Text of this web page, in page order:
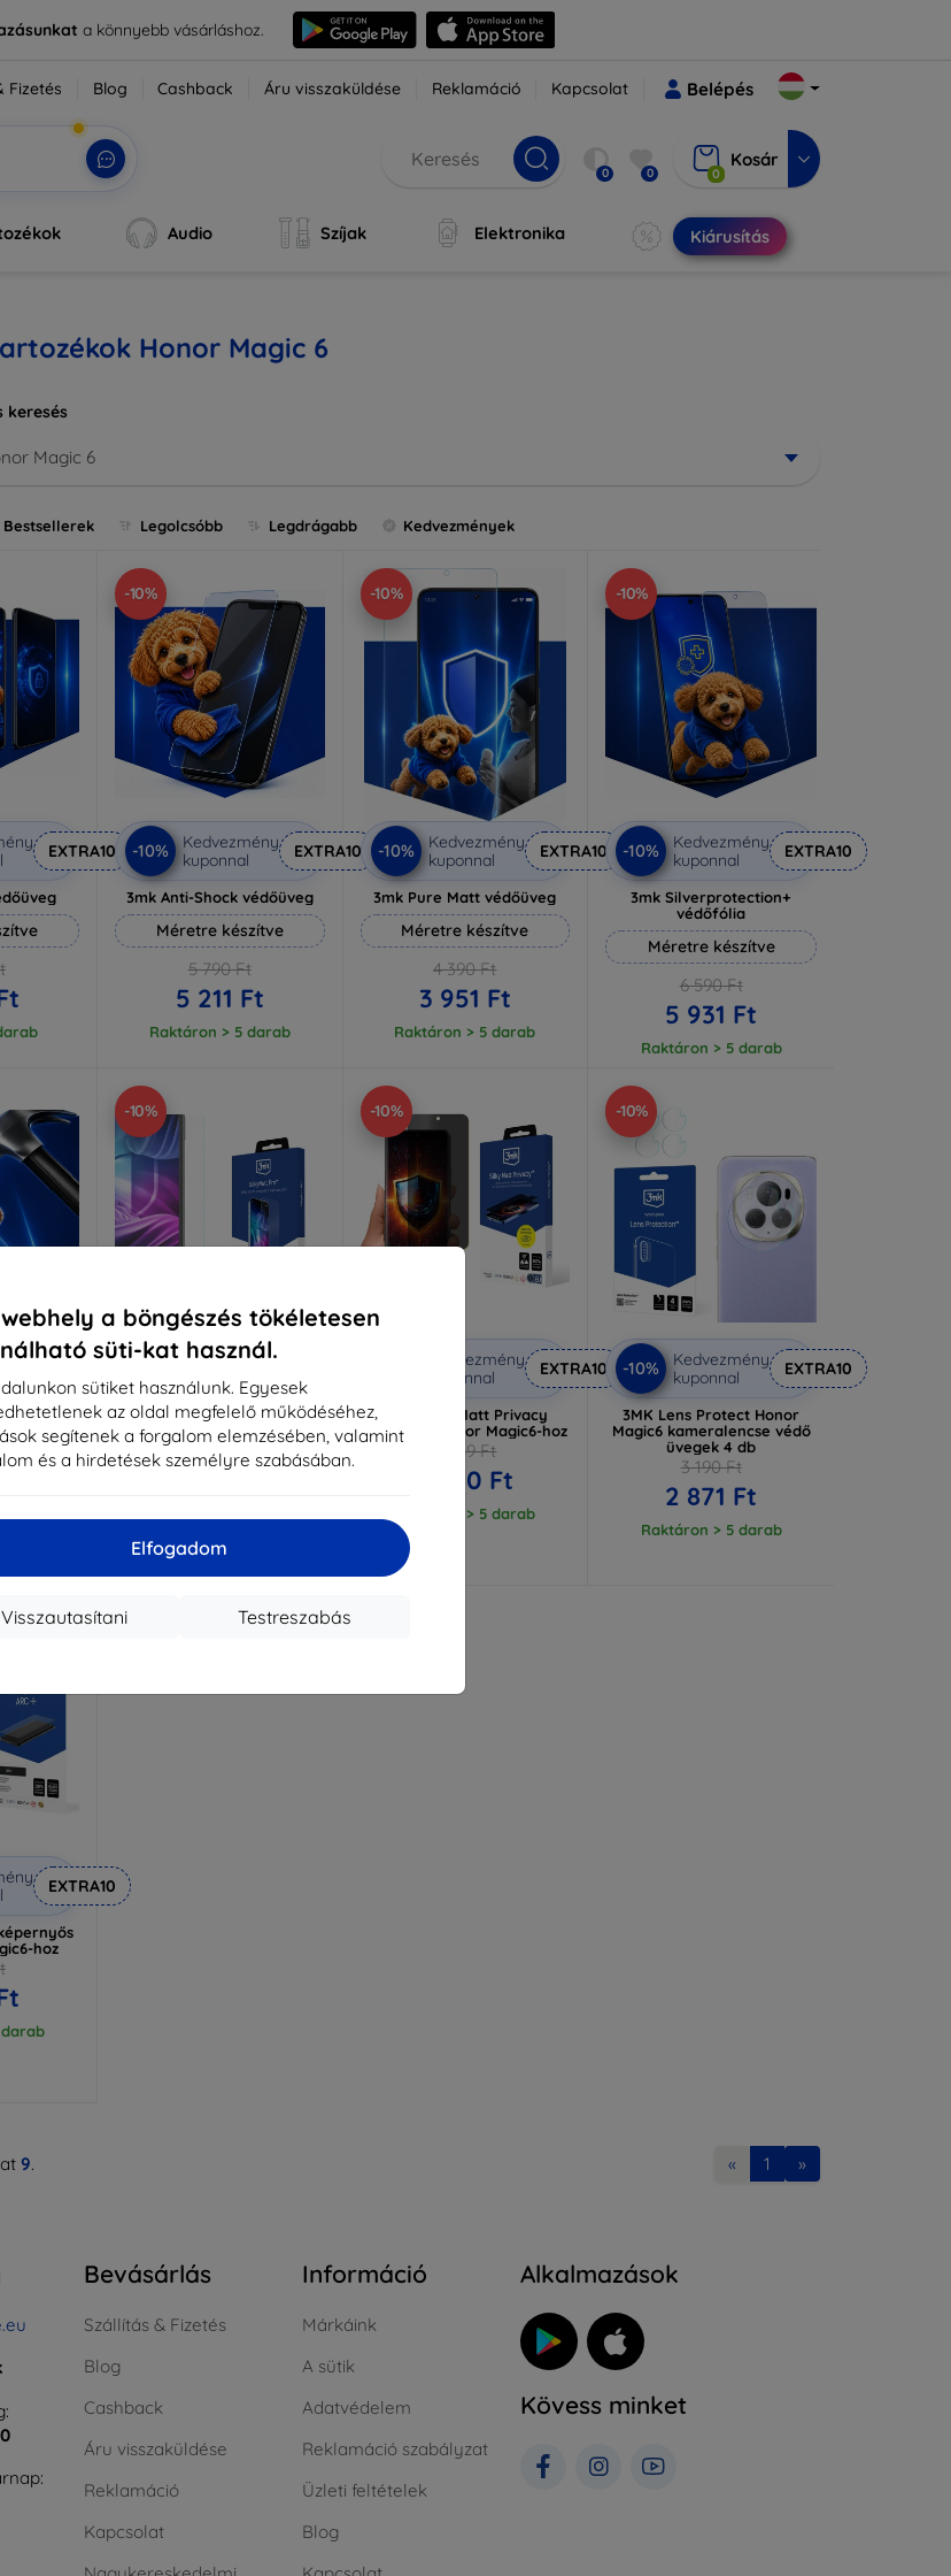
a könnyebb vásárláshoz.
webhely a böngészés tökéletesen
süti-kat használ.
sütiket használunk. Egyesek
az oldal megfelelő működéséhez,
segítenek a forgalom elemzésében, valamint
és a hirdetések személyre szabásában.
Elfogadom
Testreszabás
Visszautasítani
Fizetés Blog Cashback Áru visszaküldése Reklamáció Kapcsolat Belépés
0 0 0
Kosár
Audio Szíjak Elektronika Kiárusítás
Honor Magic 6
keresés
Magic 6
Bestsellerek Legolcsóbb Legdrágabb Kedvezmények
EXTRA10
-10%
-10%
Kedvezmény
kuponnal
EXTRA10
3mk Anti-Shock védőüveg
Méretre készítve
5 790 Ft
5 211 Ft
Raktáron > 5 darab
-10%
-10%
Kedvezmény
kuponnal
EXTRA10
3mk Pure Matt védőüveg
Méretre készítve
4 390 Ft
3 951 Ft
Raktáron > 5 darab
-10%
-10%
Kedvezmény
kuponnal
EXTRA10
3mk Silverprotection+
védőfólia
Méretre készítve
6 590 Ft
5 931 Ft
Raktáron > 5 darab
-10%
Kedvezmény
kuponnal
3mk Silky Matt Pro
védőfólia Honor Magic6-hoz
4 390 Ft
3 951 Ft
-10%
Kedvezmény
kuponnal
EXTRA10
3mk Silky Matt Privacy
védőfólia Honor Magic6-hoz
5 089 Ft
4 580 Ft
Raktáron > 5 darab
-10%
-10%
Kedvezmény
kuponnal
EXTRA10
3MK Lens Protect Honor
Magic6 kameralencse védő
üvegek 4 db
3 190 Ft
2 871 Ft
Raktáron > 5 darab
EXTRA10
hoz
9. « 1 »
Bevásárlás
Szállítás & Fizetés
Blog
Cashback
Áru visszaküldése
Reklamáció
Kapcsolat
Információ
Márkáink
A sütik
Adatvédelem
Reklamáció szabályzat
Üzleti feltételek
Blog
Alkalmazások
Kövess minket